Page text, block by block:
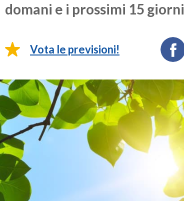
domani e i prossimi 15 giorni
Vota le previsioni!